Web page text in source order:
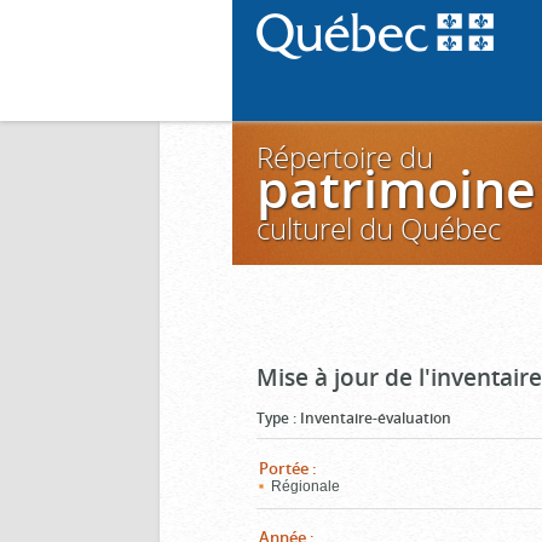
Répertoire du
patrimoine
culturel du Québec
Mise à jour de
Type : Inventaire-évaluation
Portée :
Régionale